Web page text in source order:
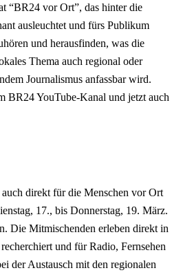
“BR24 vor Ort”, das hinter die
ausleuchtet und fürs Publikum
und herausfinden, was die
Thema auch regional oder
Journalismus anfassbar wird.
BR24 YouTube-Kanal und jetzt auch
direkt für die Menschen vor Ort
17., bis Donnerstag, 19. März.
Die Mitmischenden erleben direkt in
und für Radio, Fernsehen
der Austausch mit den regionalen